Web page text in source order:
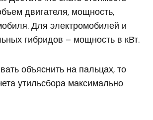
двигателя, мощность,
Для электромобилей и
гибридов – мощность в кВт.
объяснить на пальцах, то
утильсбора максимально